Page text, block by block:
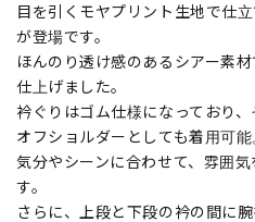
目を引くモヤプリント生地で仕
が登場です。
ほんのり透け感のあるシアー素
仕上げました。
衿ぐりはゴム仕様になっており
オフショルダーとしても着用可能
気分やシーンに合わせて、雰囲
す。
さらに、上段と下段の衿の間に